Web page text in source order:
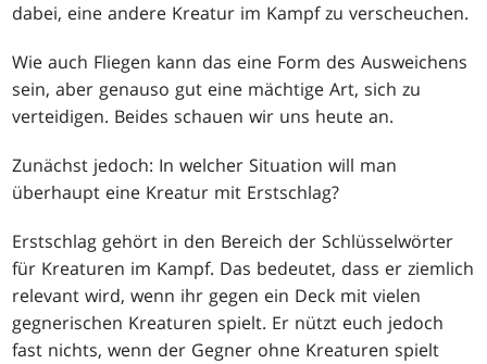
dabei, eine andere Kreatur im Kampf zu verscheuchen.
Wie auch Fliegen kann das eine Form des Ausweichens
sein, aber genauso gut eine mächtige Art, sich zu
verteidigen. Beides schauen wir uns heute an.
Zunächst jedoch: In welcher Situation will man
überhaupt eine Kreatur mit Erstschlag?
Erstschlag gehört in den Bereich der Schlüsselwörter
für Kreaturen im Kampf. Das bedeutet, dass er ziemlich
relevant wird, wenn ihr gegen ein Deck mit vielen
gegnerischen Kreaturen spielt. Er nützt euch jedoch
fast nichts, wenn der Gegner ohne Kreaturen spielt